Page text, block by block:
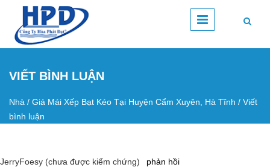
Nhảy đến nội dung
VIẾT BÌNH LUẬN
Bạn đang ở đây
Nhà / Giá Mái Xếp Bạt Kéo Tại Huyện Cẩm Xuyên, Hà Tĩnh / Viết
bình luận
JerryFoesy (chưa được kiểm chứng) phản hồi